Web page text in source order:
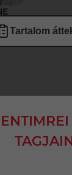
Tartalom